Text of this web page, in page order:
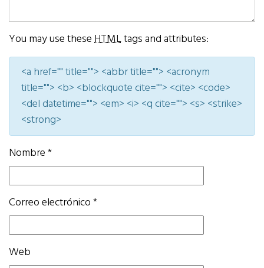
You may use theseHTMLtags and attributes:
<a href="" title=""> <abbr title=""> <acronym
title=""> <b> <blockquote cite=""> <cite> <code>
<del datetime=""> <em> <i> <q cite=""> <s> <strike>
<strong>
Nombre*
Correo electrónico*
Web